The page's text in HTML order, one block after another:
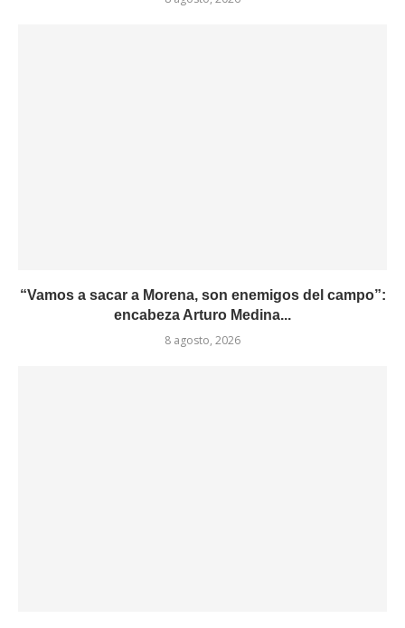
“Vamos a sacar a Morena, son enemigos del campo”:
encabeza Arturo Medina...
8 agosto, 2026